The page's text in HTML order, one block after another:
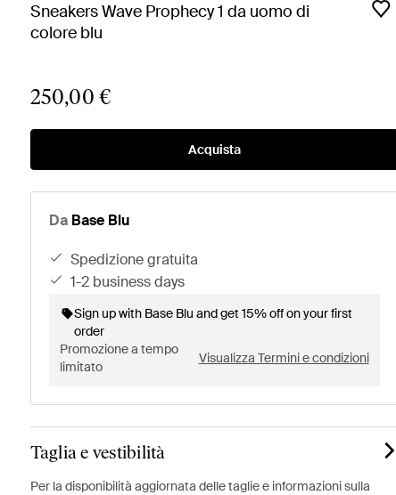
Sneakers Wave Prophecy 1 da uomo di
colore blu
250,00 €
Acquista
Da Base Blu
spedizione gratuita
1-2 business days
Sign up with Base Blu and get 15% off on your first
order
Promozione a tempo
limitato
Visualizza Termini e condizioni
Taglia e vestibilità
Per la disponibilità aggiornata delle taglie e informazioni sulla